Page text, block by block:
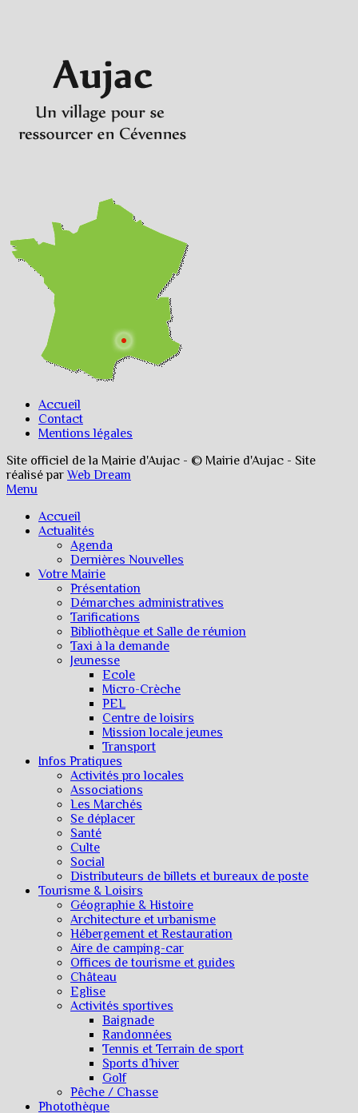
Accueil
Contact
Mentions légales
Site officiel de la Mairie d'Aujac - © Mairie d'Aujac - Site
réalisé parWeb Dream
Menu
Accueil
Actualités
Agenda
Dernières Nouvelles
Votre Mairie
Présentation
Démarches administratives
Tarifications
Bibliothèque et Salle de réunion
Taxi à la demande
Jeunesse
Ecole
Micro-Crèche
PEL
Centre de loisirs
Mission locale jeunes
Transport
Infos Pratiques
Activités pro locales
Associations
Les Marchés
Se déplacer
Santé
Culte
Social
Distributeurs de billets et bureaux de poste
Tourisme & Loisirs
Géographie & Histoire
Architecture et urbanisme
Hébergement et Restauration
Aire de camping-car
Offices de tourisme et guides
Château
Eglise
Activités sportives
Baignade
Randonnées
Tennis et Terrain de sport
Sports d’hiver
Golf
Pêche / Chasse
Photothèque